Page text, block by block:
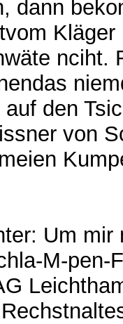
dann
nciht.
den
von
Um
M-pen-